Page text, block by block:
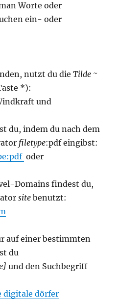
Worte oder
ein- oder
nutzt du dieTilde ~
*):
und
du, indem du nach dem
filetype:pdf eingibst:
oder
Domains findest du,
site benutzt:
auf einer bestimmten
du
und den Suchbegriff
digitale dörfer